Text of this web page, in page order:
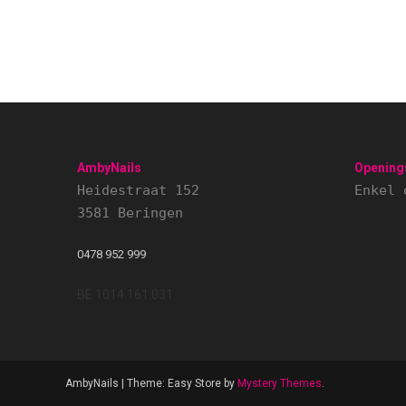
AmbyNails
Heidestraat 152
3581 Beringen
0478 952 999
Enkel
AmbyNails Theme: Easy Store by Mystery Themes.